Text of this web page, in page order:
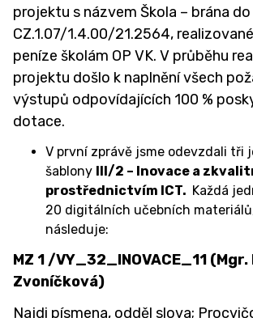
Kariérové poradenství
Sociální pedagog
Speciální pedagog
Školní koordinátor podpory nadání
Školní metodici prevence
Školní psycholožka
Výchovná poradkyně
DRUŽINA A ŠKOLNÍ KLUB ↓
Družina
projektu s názvem Škola – brána do
CZ.1.07/1.4.00/21.2564,
peníze školám OP VK. V průběhu
projektu došlo k naplnění všech
výstupů odpovídajících 100 %
dotace.
V první zprávě jsme odevzdali tři
šablony III/2 – Inovace a
prostřednictvím ICT. Každá
20 digitálních učebních
následuje:
MZ 1 /VY_32_INOVACE_11 (Mgr.
Zvoníčková)
Najdi písmena, odděl slova;